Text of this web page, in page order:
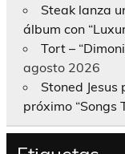
Steak lanza
álbum con
Tort –
agosto 2026
Stoned
próximo “Songs